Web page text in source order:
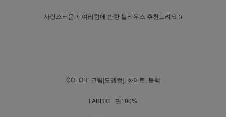
사랑스러움과 여리함에 반한 블라우스 추천드려요 :)
COLOR 크림[모델컷], 화이트, 블랙
FABRIC 면100%